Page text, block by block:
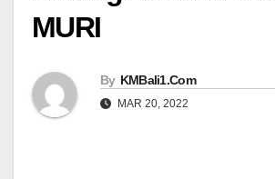
MURI
By KMBali1.Com
MAR 20, 2022